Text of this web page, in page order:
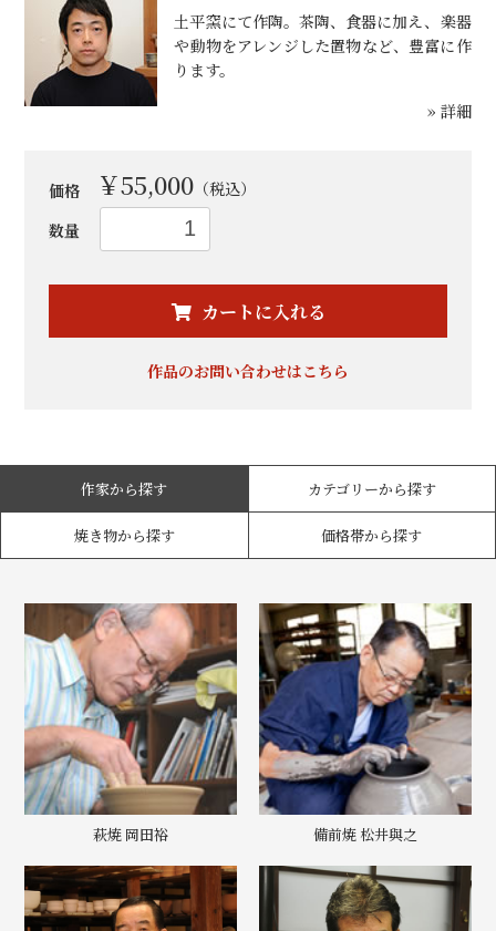
土平窯にて作陶。茶陶、食器に加え、楽器
や動物をアレンジした置物など、豊富に作
ります。
» 詳細
価格 ￥55,000 （税込）
数量
カートに入れる
お買い物を続ける カートへ進む
作品のお問い合わせはこちら
作家から探す カテゴリーから探す
焼き物から探す 価格帯から探す
萩焼 岡田裕 備前焼 松井與之